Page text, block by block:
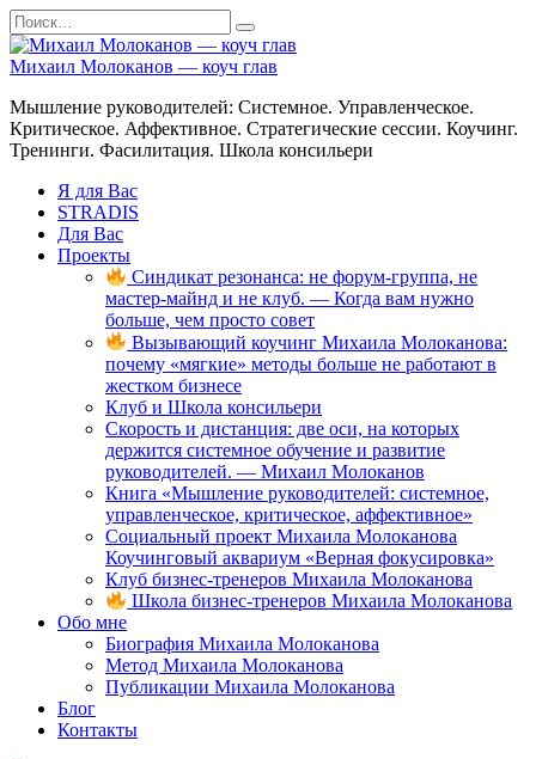
Перейти
к
содержанию
Search
for:
Михаил Молоканов — коуч глав
Мышление руководителей: Системное. Управленческое.
Критическое. Аффективное. Стратегические сессии. Коучинг.
Тренинги. Фасилитация. Школа консильери
Я для Вас
STRADIS
Для Вас
Проекты
Синдикат резонанса: не форум-группа, не
мастер-майнд и не клуб. — Когда вам нужно
больше, чем просто совет
Вызывающий коучинг Михаила Молоканова:
почему «мягкие» методы больше не работают в
жестком бизнесе
Клуб и Школа консильери
Скорость и дистанция: две оси, на которых
держится системное обучение и развитие
руководителей. — Михаил Молоканов
Книга «Мышление руководителей: системное,
управленческое, критическое, аффективное»
Социальный проект Михаила Молоканова
Коучинговый аквариум «Верная фокусировка»
Клуб бизнес-тренеров Михаила Молоканова
Школа бизнес-тренеров Михаила Молоканова
Обо мне
Биография Михаила Молоканова
Метод Михаила Молоканова
Публикации Михаила Молоканова
Блог
Контакты